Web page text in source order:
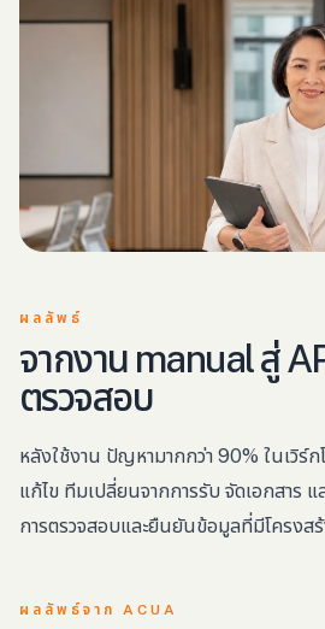
ผลลัพธ์
จากงาน manual สู่
ตรวจสอบ
หลังใช้งาน ปัญหามากกว่า 90% ในเวิร์ก
แก้ไข ทีมเปลี่ยนจากการรับ จัดเอกสาร
การตรวจสอบและยืนยันข้อมูลที่มีโครงสร้
ผลลัพธ์จาก ACUA